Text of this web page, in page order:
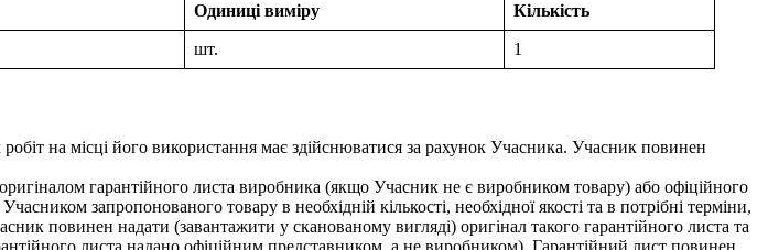
Одиниці виміру Кількість
шт. 1
на місці його використання має здійснюватися за рахунок Учасника. Учасник повинен
гарантійного листа виробника (якщо Учасник не є виробником товару) або офіційного
запропонованого товару в необхідній кількості, необхідної якості та в потрібні терміни,
повинен надати (завантажити у сканованому вигляді) оригінал такого гарантійного листа та
листа надано офіційним представником, а не виробником). Гарантійний лист повинен